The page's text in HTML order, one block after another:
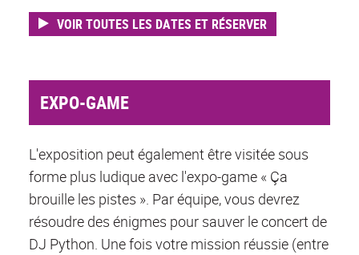
VOIR TOUTES LES DATES ET RÉSERVER
EXPO-GAME
L'exposition peut également être visitée sous
forme plus ludique avec l'expo-game « Ça
brouille les pistes ». Par équipe, vous devrez
résoudre des énigmes pour sauver le concert de
DJ Python. Une fois votre mission réussie (entre